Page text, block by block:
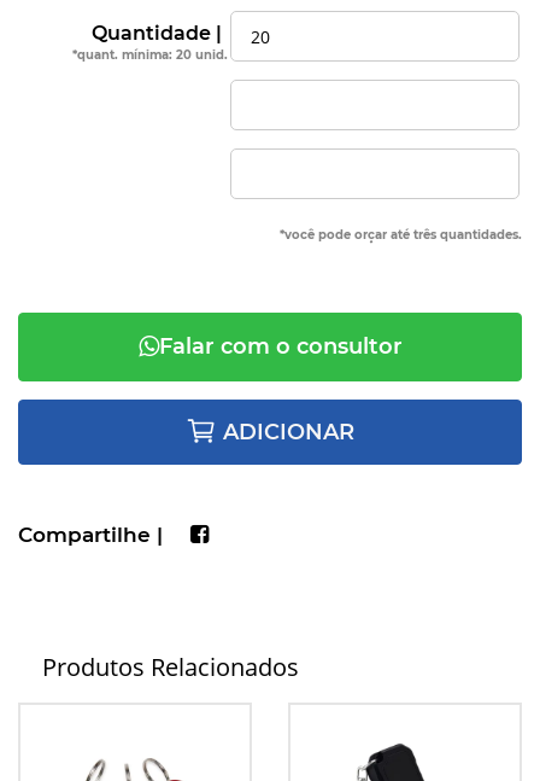
Quantidade |
*quant. mínima: 20 unid.
*você pode orçar até três quantidades.
Falar com o consultor
ADICIONAR
Compartilhe |
Produtos Relacionados